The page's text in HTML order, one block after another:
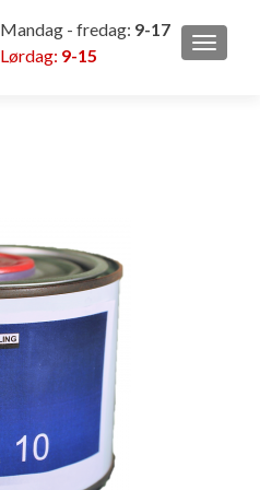
Mandag - fredag: 9-17
Lørdag: 9-15